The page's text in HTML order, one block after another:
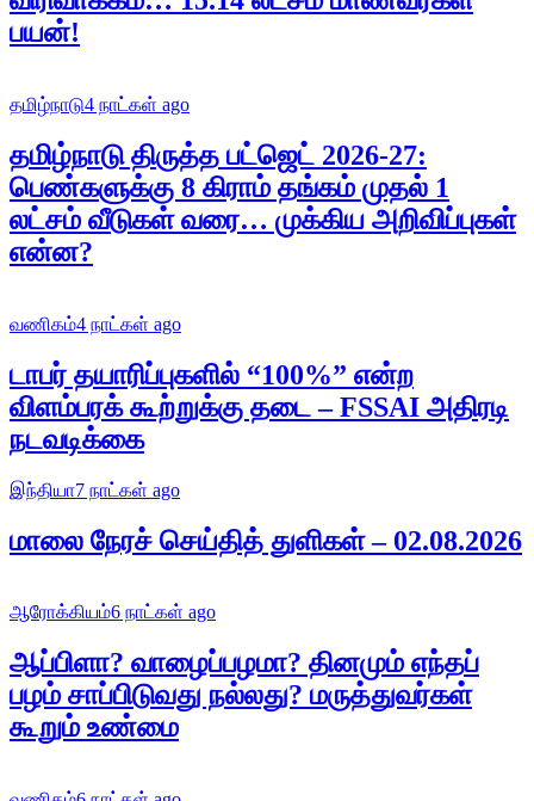
பயன்!
தமிழ்நாடு4 நாட்கள் ago
தமிழ்நாடு திருத்த பட்ஜெட் 2026-27:
பெண்களுக்கு 8 கிராம் தங்கம் முதல் 1
லட்சம் வீடுகள் வரை… முக்கிய அறிவிப்புகள்
என்ன?
வணிகம்4 நாட்கள் ago
டாபர் தயாரிப்புகளில் “100%” என்ற
விளம்பரக் கூற்றுக்கு தடை – FSSAI அதிரடி
நடவடிக்கை
இந்தியா7 நாட்கள் ago
மாலை நேரச் செய்தித் துளிகள் – 02.08.2026
ஆரோக்கியம்6 நாட்கள் ago
ஆப்பிளா? வாழைப்பழமா? தினமும் எந்தப்
பழம் சாப்பிடுவது நல்லது? மருத்துவர்கள்
கூறும் உண்மை